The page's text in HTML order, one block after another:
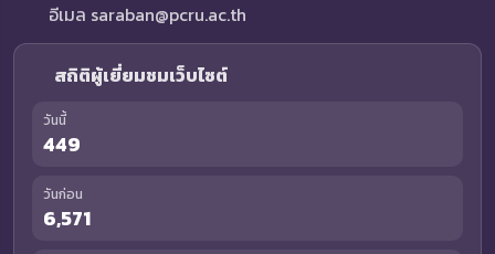
อีเมล saraban@pcru.ac.th
สถิติผู้เยี่ยมชมเว็บไซต์
วันนี้
449
วันก่อน
6,571